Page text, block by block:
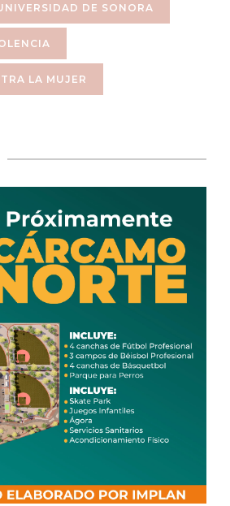
DE SONORA
LA MUJER